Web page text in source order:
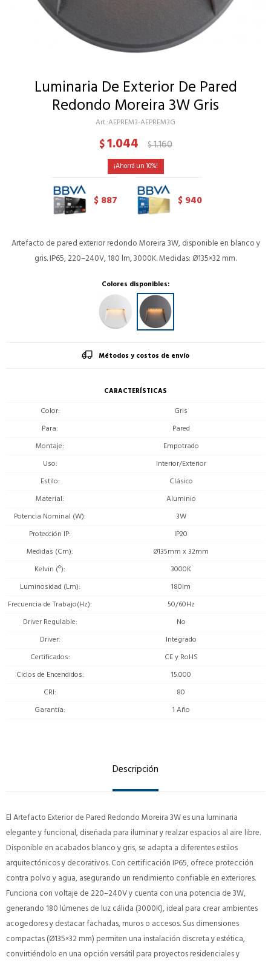
Luminaria De Exterior De Pared
Redondo Moreira 3W Gris
AEPREM3-AEPREM3G
$1.044 $1.160
10
$ 887 $ 940
Artefacto de pared exterior redondo Moreira 3W, disponible en blanco y
gris. IP65, 220–240V, 180 lm, 3000K. Medidas: Ø135×32 mm.
Colores disponibles:
Métodos y costos de envío
CARACTERÍSTICAS
Color
Gris
Para
Pared
Montaje
Empotrado
Uso
Interior/Exterior
Estilo
Clásico
Material
Aluminio
Potencia Nominal (W)
3W
Protección IP
IP20
Medidas (Cm)
Ø135mm x 32mm
Kelvin (º)
3000K
Luminosidad (Lm)
180lm
Frecuencia de Trabajo(Hz)
50/60Hz
Driver Regulable
No
Driver
Integrado
Certificados
CE y RoHS
Ciclos de Encendidos
15.000
CRI
80
Garantía
1 Año
Descripción
El Artefacto Exterior de Pared Redondo Moreira 3W es una luminaria
elegante y funcional, diseñada para iluminar y realzar espacios al aire libre.
Disponible en acabados blanco y gris, se adapta a diferentes estilos
arquitectónicos y decorativos. Con certificación IP65, ofrece protección
contra polvo y agua, asegurando un rendimiento confiable en exteriores.
Funciona con voltaje de 220–240V y cuenta con una potencia de 3W,
generando 180 lúmenes de luz cálida (3000K), ideal para crear ambientes
acogedores y destacar fachadas, muros o accesos. Sus dimensiones
compactas (Ø135×32 mm) permiten una instalación discreta y estética,
convirtiéndolo en una opción versátil para proyectos residenciales y